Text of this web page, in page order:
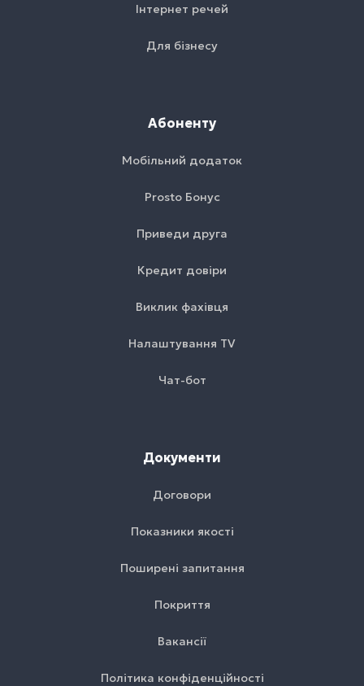
Інтернет речей
Для бізнесу
Абоненту
Мобільний додаток
Prosto Бонус
Приведи друга
Кредит довіри
Виклик фахівця
Налаштування TV
Чат-бот
Документи
Договори
Показники якості
Поширені запитання
Покриття
Вакансії
Політика конфіденційності